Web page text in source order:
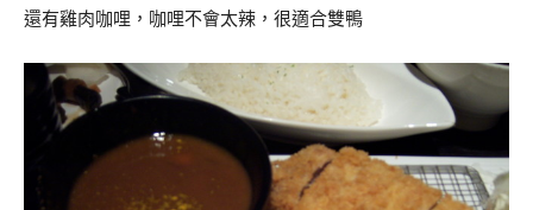
還有雞肉咖哩，咖哩不會太辣，很適合雙鴨